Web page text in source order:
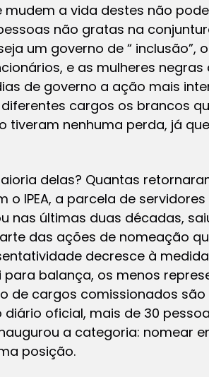
a vida destes não
não gratas na
um governo de “ inclusão”,
e as mulheres
de governo a ação mais
cargos os brancos
tiveram nenhuma perda, já
delas? Quantas
IPEA, a parcela de
nas últimas duas décadas,
das ações de nomeação
decresce à
balança, os menos
de cargos comissionados
oficial, mais de 30
a categoria: nomear
posição.